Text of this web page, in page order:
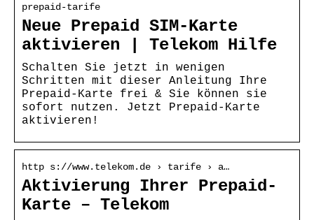
prepaid-tarife
Neue Prepaid SIM-Karte
aktivieren | Telekom Hilfe
Schalten Sie jetzt in wenigen
Schritten mit dieser Anleitung Ihre
Prepaid-Karte frei & Sie können sie
sofort nutzen. Jetzt Prepaid-Karte
aktivieren!
http s://www.telekom.de › tarife › a…
Aktivierung Ihrer Prepaid-
Karte – Telekom